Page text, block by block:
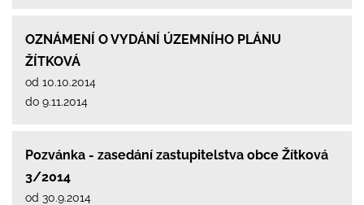
OZNÁMENÍ O VYDÁNÍ ÚZEMNÍHO PLÁNU
ŽÍTKOVÁ
od 10.10.2014
do 9.11.2014
Pozvánka - zasedání zastupitelstva obce Žítková
3/2014
od 30.9.2014